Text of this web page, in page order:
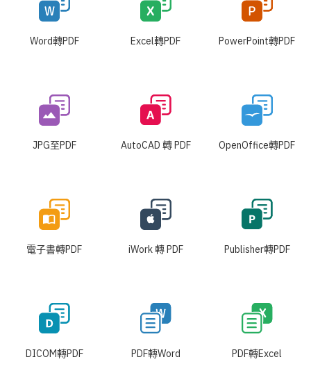
Word轉PDF Excel轉PDF PowerPoint轉PDF
JPG至PDF AutoCAD 轉 PDF OpenOffice轉PDF
電子書轉PDF iWork 轉 PDF Publisher轉PDF
DICOM轉PDF PDF轉Word PDF轉Excel